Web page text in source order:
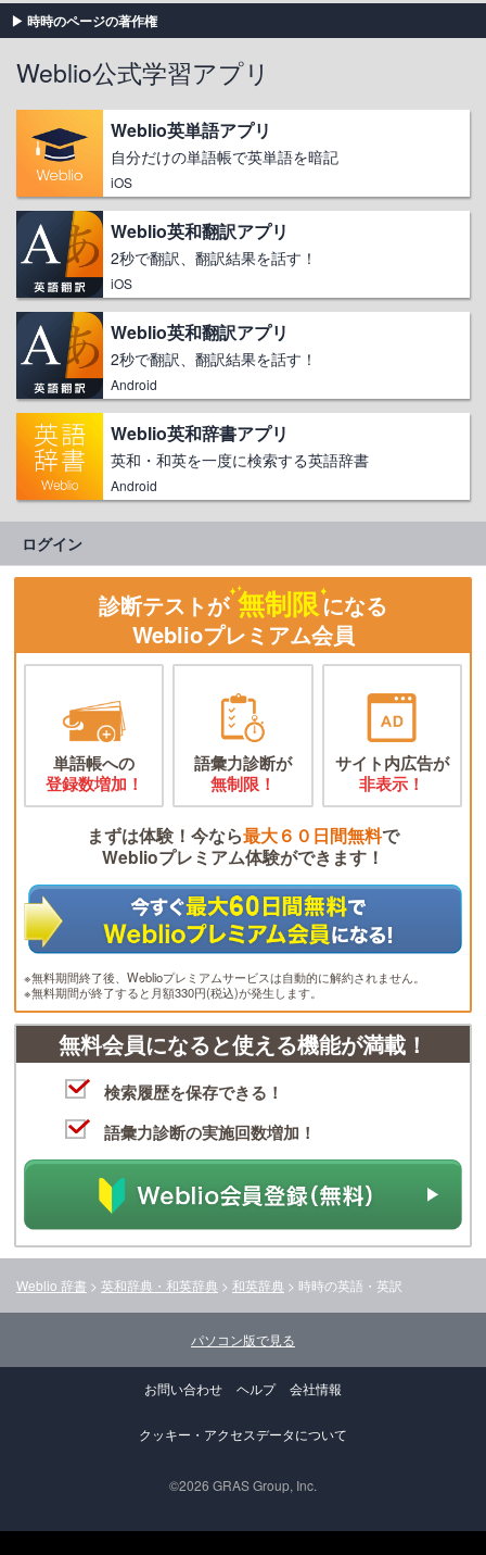
時時のページの著作権
Weblio公式学習アプリ
Weblio英単語アプリ
自分だけの単語帳で英単語を暗記
iOS
Weblio英和翻訳アプリ
2秒で翻訳、翻訳結果を話す！
iOS
Weblio英和翻訳アプリ
2秒で翻訳、翻訳結果を話す！
Android
Weblio英和辞書アプリ
英和・和英を一度に検索する英語辞書
Android
ログイン
診断テストが 無制限になる
Weblioプレミアム会員
単語帳への
登録数増加！
語彙力診断が
無制限！
サイト内広告が
非表示！
まずは体験！今なら最大６０日間無料で
Weblioプレミアム体験ができます！
※無料期間終了後、Weblioプレミアムサービスは自動的に解約されません。
※無料期間が終了すると月額330円(税込)が発生します。
無料会員になると使える機能が満載！
検索履歴を保存できる！
語彙力診断の実施回数増加！
Weblio 辞書 > 英和辞典・和英辞典 > 和英辞典 > 時時の英語・英訳
パソコン版で見る
お問い合わせ ヘルプ 会社情報
クッキー・アクセスデータについて
©2026 GRAS Group, Inc.